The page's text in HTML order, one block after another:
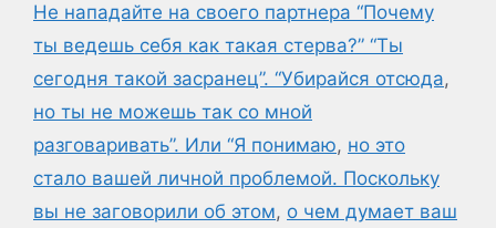
Не нападайте на своего партнера “Почему
ты ведешь себя как такая стерва?” “Ты
сегодня такой засранец”. “Убирайся отсюда,
но ты не можешь так со мной
разговаривать”. Или “Я понимаю, но это
стало вашей личной проблемой. Поскольку
вы не заговорили об этом, о чем думает ваш